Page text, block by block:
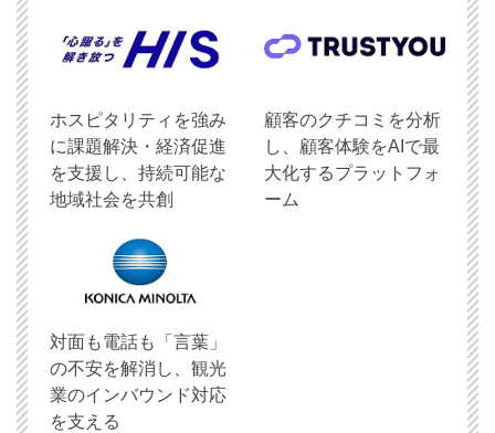
ホスピタリティを強み
に課題解決・経済促進
を支援し、持続可能な
地域社会を共創
顧客のクチコミを分析
し、顧客体験をAIで最
大化するプラットフォ
ーム
対面も電話も「言葉」
の不安を解消し、観光
業のインバウンド対応
を支える